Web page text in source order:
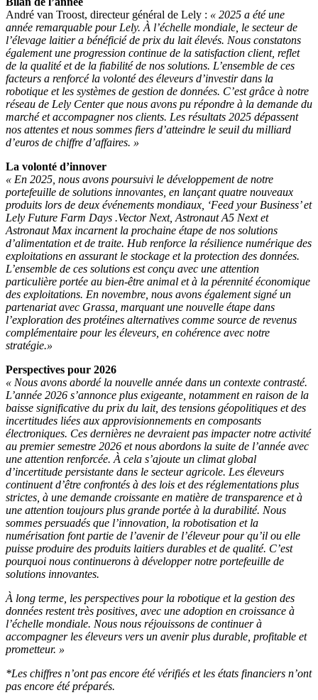
André van Troost, directeur général de Lely : « 2025 a été une
année remarquable pour Lely. À l’échelle mondiale, le secteur de
l’élevage laitier a bénéficié de prix du lait élevés. Nous constatons
également une progression continue de la satisfaction client, reflet
de la qualité et de la fiabilité de nos solutions. L’ensemble de ces
facteurs a renforcé la volonté des éleveurs d’investir dans la
robotique et les systèmes de gestion de données. C’est grâce à notre
réseau de Lely Center que nous avons pu répondre à la demande du
marché et accompagner nos clients. Les résultats 2025 dépassent
nos attentes et nous sommes fiers d’atteindre le seuil du milliard
d’euros de chiffre d’affaires. »
La volonté d’innover
« En 2025, nous avons poursuivi le développement de notre
portefeuille de solutions innovantes, en lançant quatre nouveaux
produits lors de deux événements mondiaux, ‘Feed your Business’ et
Lely Future Farm Days .Vector Next, Astronaut A5 Next et
Astronaut Max incarnent la prochaine étape de nos solutions
d’alimentation et de traite. Hub renforce la résilience numérique des
exploitations en assurant le stockage et la protection des données.
L’ensemble de ces solutions est conçu avec une attention
particulière portée au bien-être animal et à la pérennité économique
des exploitations. En novembre, nous avons également signé un
partenariat avec Grassa, marquant une nouvelle étape dans
l’exploration des protéines alternatives comme source de revenus
complémentaire pour les éleveurs, en cohérence avec notre
stratégie.»
Perspectives pour 2026
« Nous avons abordé la nouvelle année dans un contexte contrasté.
L’année 2026 s’annonce plus exigeante, notamment en raison de la
baisse significative du prix du lait, des tensions géopolitiques et des
incertitudes liées aux approvisionnements en composants
électroniques. Ces dernières ne devraient pas impacter notre activité
au premier semestre 2026 et nous abordons la suite de l’année avec
une attention renforcée. À cela s’ajoute un climat global
d’incertitude persistante dans le secteur agricole. Les éleveurs
continuent d’être confrontés à des lois et des réglementations plus
strictes, à une demande croissante en matière de transparence et à
une attention toujours plus grande portée à la durabilité. Nous
sommes persuadés que l’innovation, la robotisation et la
numérisation font partie de l’avenir de l’éleveur pour qu’il ou elle
puisse produire des produits laitiers durables et de qualité. C’est
pourquoi nous continuerons à développer notre portefeuille de
solutions innovantes.
À long terme, les perspectives pour la robotique et la gestion des
données restent très positives, avec une adoption en croissance à
l’échelle mondiale. Nous nous réjouissons de continuer à
accompagner les éleveurs vers un avenir plus durable, profitable et
prometteur. »
*Les chiffres n’ont pas encore été vérifiés et les états financiers n’ont
pas encore été préparés.